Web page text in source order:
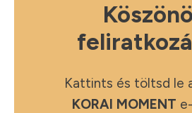
Kattints és töltsd le
KORAI MOMENT